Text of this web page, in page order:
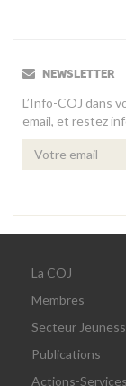
NEWSLETTER
L’Info-COJ dans
email, et restez
La COJ
Membres
Secteur
Publications
Actions-Services